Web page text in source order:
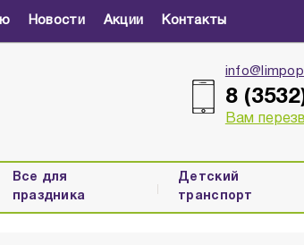
Новости Акции Контакты
8
Вам
Все для
праздника
Детский
транспорт